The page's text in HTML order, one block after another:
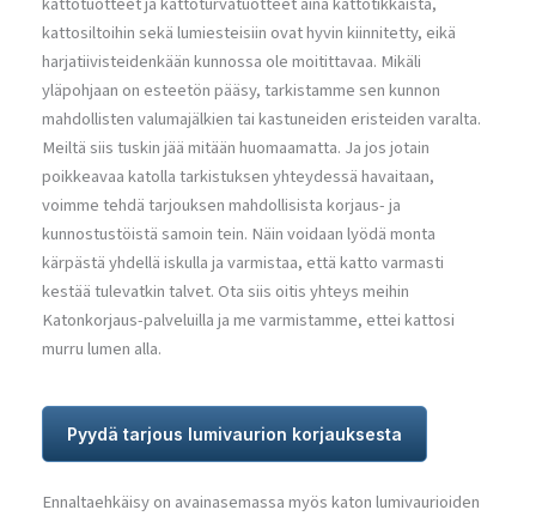
kattosiltoihin sekä lumiesteisiin ovat hyvin kiinnitetty, eikä
harjatiivisteidenkään kunnossa ole moitittavaa. Mikäli
yläpohjaan on esteetön pääsy, tarkistamme sen kunnon
mahdollisten valumajälkien tai kastuneiden eristeiden varalta.
Meiltä siis tuskin jää mitään huomaamatta. Ja jos jotain
poikkeavaa katolla tarkistuksen yhteydessä havaitaan,
voimme tehdä tarjouksen mahdollisista korjaus- ja
kunnostustöistä samoin tein. Näin voidaan lyödä monta
kärpästä yhdellä iskulla ja varmistaa, että katto varmasti
kestää tulevatkin talvet. Ota siis oitis yhteys meihin
Katonkorjaus-palveluilla ja me varmistamme, ettei kattosi
murru lumen alla.
Pyydä tarjous lumivaurion korjauksesta
Ennaltaehkäisy on avainasemassa myös katon lumivaurioiden